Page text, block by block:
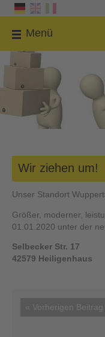
Menü
Wir ziehen um!
Unser Standort
Größer, moderner,
01.01.2020 unter der
Selbecker Str. 17
42579 Heiligenhaus
« Vorherigen Beitrag